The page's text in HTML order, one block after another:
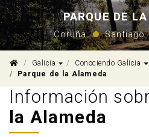
PARQUE DE
Coruña Santiago
Galicia Dropdown
Conociendo Galicia
Parque de la Alameda
Información
la Alameda